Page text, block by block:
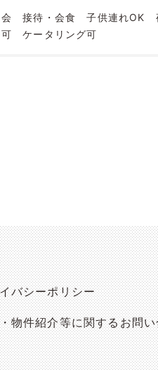
接待・会食 子供連れOK
ケータリング可
バシーポリシー
物件紹介等に関するお問